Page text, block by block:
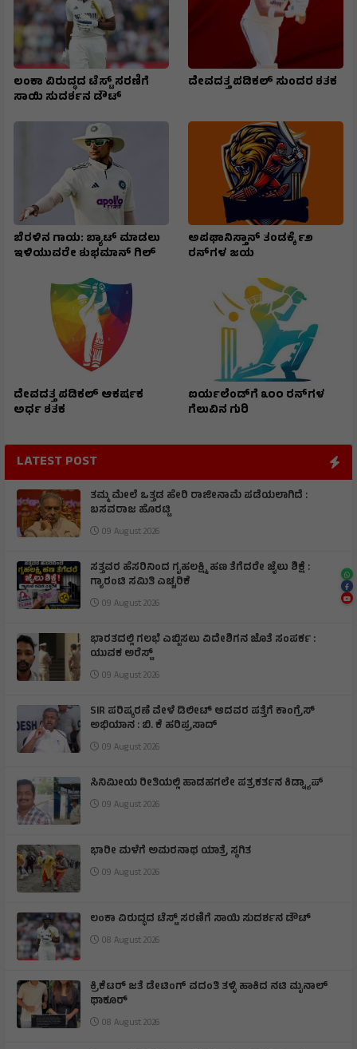
ಲಂಕಾ ವಿರುದ್ಧದ ಟೆಸ್ಟ್ ಸರಣಿಗೆ
ಸಾಯಿ ಸುದರ್ಶನ ಡೌಟ್
ದೇವದತ್ತ ಪಡಿಕಲ್ ಸುಂದರ ಶತಕ
ಬೆರಳಿನ ಗಾಯ: ಬ್ಯಾಟ್ ಮಾಡಲು
ಇಳಿಯುವರೇ ಶುಭಮಾನ್ ಗಿಲ್
ಅಪಘಾನಿಸ್ತಾನ್ ತಂಡಕ್ಕೆ ೯೨
ರನ್‌ಗಳ ಜಯ
ದೇವದತ್ತ ಪಡಿಕಲ್ ಆಕರ್ಷಕ
ಅರ್ಧ ಶತಕ
ಐರ್ಯಲೆಂಡ್‌ಗೆ ೩೦೦ ರನ್‌ಗಳ
ಗೆಲುವಿನ ಗುರಿ
LATEST POST
ತಮ್ಮ ಮೇಲೆ ಒತ್ತಡ ಹೇರಿ ರಾಜೀನಾಮೆ ಪಡೆಯಲಾಗಿದೆ :
ಬಸವರಾಜ ಹೊರಟ್ಟಿ
09 August 2026
ಸತ್ತವರ ಹೆಸರಿನಿಂದ ಗೃಹಲಕ್ಷ್ಮಿ ಹಣ ತೆಗೆದರೇ ಜೈಲು ಶಿಕ್ಷೆ :
ಗ್ಯಾರಂಟಿ ಸಮಿತಿ ಎಚ್ಚರಿಕೆ
09 August 2026
ಭಾರತದಲ್ಲಿ ಗಲಭೆ ಎಬ್ಬಿಸಲು ವಿದೇಶಿಗನ ಜೊತೆ ಸಂಪರ್ಕ :
ಯುವಕ ಅರೆಸ್ಟ್
09 August 2026
SIR ಪರಿಷ್ಕರಣೆ ವೇಳೆ ಡಿಲೀಟ್ ಆದವರ ಪತ್ತೆಗೆ ಕಾಂಗ್ರೆಸ್
ಅಭಿಯಾನ : ಬಿ. ಕೆ ಹರಿಪ್ರಸಾದ್
09 August 2026
ಸಿನಿಮೀಯ ರೀತಿಯಲ್ಲಿ ಹಾಡಹಗಲೇ ಪತ್ರಕರ್ತನ ಕಿಡ್ನ್ಯಾಪ್
09 August 2026
ಭಾರೀ ಮಳೆಗೆ ಅಮರನಾಥ ಯಾತ್ರೆ ಸ್ಥಗಿತ
09 August 2026
ಲಂಕಾ ವಿರುದ್ಧದ ಟೆಸ್ಟ್ ಸರಣಿಗೆ ಸಾಯಿ ಸುದರ್ಶನ ಡೌಟ್
08 August 2026
ಕ್ರಿಕೆಟರ್ ಜತೆ ಡೇಟಿಂಗ್ ವದಂತಿ ತಳ್ಳಿ ಹಾಕಿದ ನಟಿ ಮೃನಾಲ್
ಥಾಕೂರ್
08 August 2026